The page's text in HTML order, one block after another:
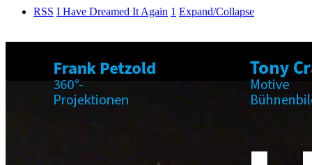
RSS I Have Dreamed It Again 1 Expand/Collapse